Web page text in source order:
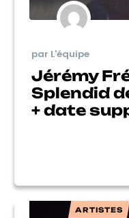
par L'équipe
Jérémy
Splendid
+ date
ARTISTES